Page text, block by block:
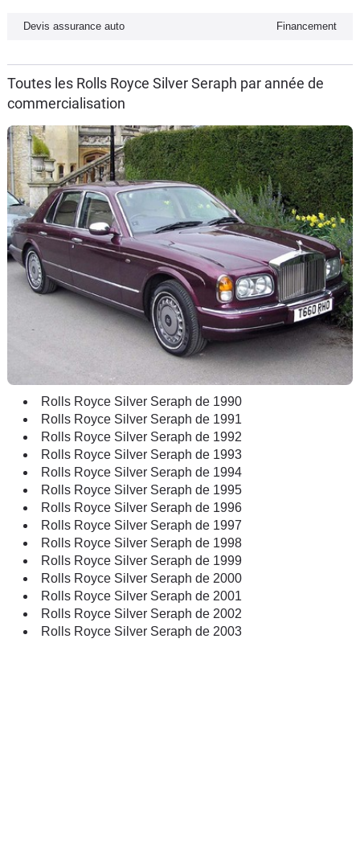
Auto
Services
Forum
Moto
Marques
Devis assurance auto Financement
Toutes les Rolls Royce Silver Seraph par année de
commercialisation
Rolls Royce Silver Seraph de 1990
Rolls Royce Silver Seraph de 1991
Rolls Royce Silver Seraph de 1992
Rolls Royce Silver Seraph de 1993
Rolls Royce Silver Seraph de 1994
Rolls Royce Silver Seraph de 1995
Rolls Royce Silver Seraph de 1996
Rolls Royce Silver Seraph de 1997
Rolls Royce Silver Seraph de 1998
Rolls Royce Silver Seraph de 1999
Rolls Royce Silver Seraph de 2000
Rolls Royce Silver Seraph de 2001
Rolls Royce Silver Seraph de 2002
Rolls Royce Silver Seraph de 2003